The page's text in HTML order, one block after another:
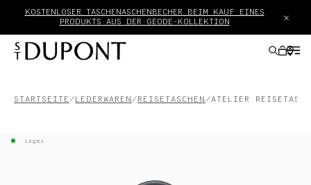
KOSTENLOSER TASCHENASCHENBECHER BEIM KAUF EINES
PRODUKTS AUS DER GEODE-KOLLEKTION
×
STARTSEITE LEDERWAREN REISETASCHEN ATELIER
Lager